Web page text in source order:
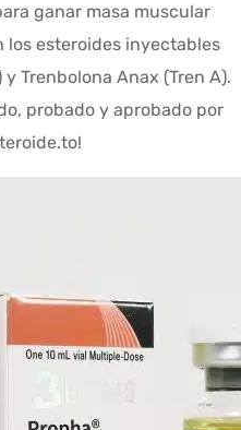
ganar masa muscular
esteroides inyectables
Trenbolona Anax (Tren A).
probado y aprobado por